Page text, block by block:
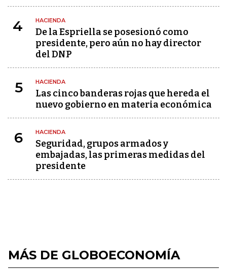
4 HACIENDA
De la Espriella se posesionó como
presidente, pero aún no hay director
del DNP
5 HACIENDA
Las cinco banderas rojas que hereda el
nuevo gobierno en materia económica
6 HACIENDA
Seguridad, grupos armados y
embajadas, las primeras medidas del
presidente
MÁS DE GLOBOECONOMÍA